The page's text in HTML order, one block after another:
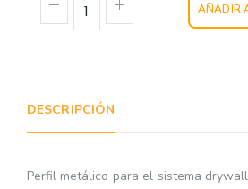
AÑADIR
DESCRIPCIÓN
Perfil metálico para el sistema